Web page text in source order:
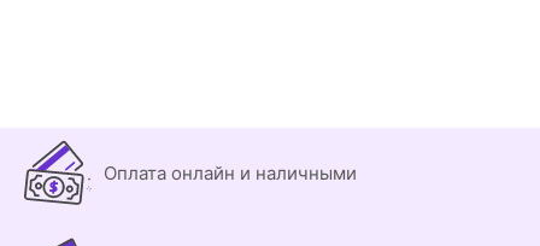
Оплата онлайн и наличными